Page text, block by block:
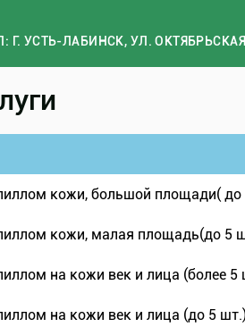
Г. УСТЬ-ЛАБИНСК, УЛ.
кожи, большой площади(
кожи, малая площадь(до 5
на кожи век и лица (более 5
на кожи век и лица (до 5